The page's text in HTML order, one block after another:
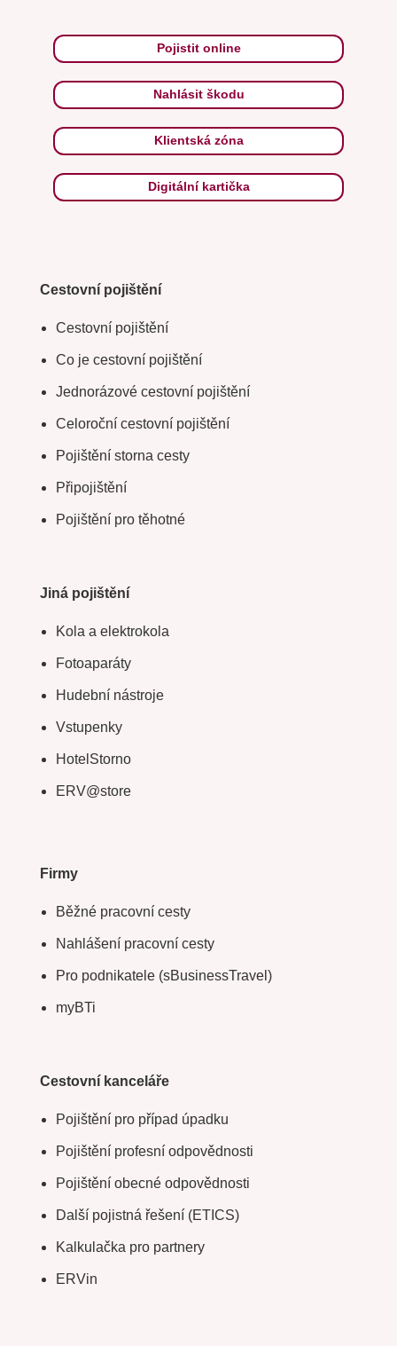
Pojistit online
Nahlásit škodu
Klientská zóna
Digitální kartička
Cestovní pojištění
Cestovní pojištění
Co je cestovní pojištění
Jednorázové cestovní pojištění
Celoroční cestovní pojištění
Pojištění storna cesty
Připojištění
Pojištění pro těhotné
Jiná pojištění
Kola a elektrokola
Fotoaparáty
Hudební nástroje
Vstupenky
HotelStorno
ERV@store
Firmy
Běžné pracovní cesty
Nahlášení pracovní cesty
Pro podnikatele (sBusinessTravel)
myBTi
Cestovní kanceláře
Pojištění pro případ úpadku
Pojištění profesní odpovědnosti
Pojištění obecné odpovědnosti
Další pojistná řešení (ETICS)
Kalkulačka pro partnery
ERVin